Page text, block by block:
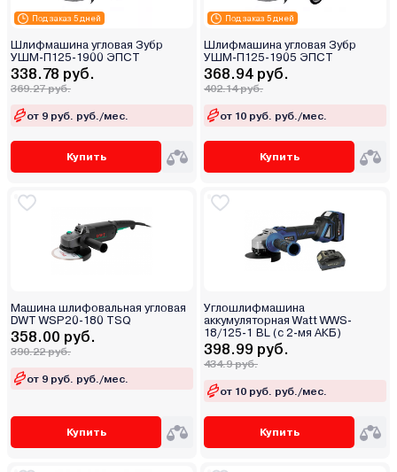
Под заказ 5 дней
Шлифмашина угловая Зубр
УШМ-П125-1900 ЭПСТ
338.78 руб.
369.27 руб.
от 9 руб. руб./мес.
Купить
Под заказ 5 дней
Шлифмашина угловая Зубр
УШМ-П125-1905 ЭПСТ
368.94 руб.
402.14 руб.
от 10 руб. руб./мес.
Купить
Машина шлифовальная угловая
DWT WSP20-180 TSQ
358.00 руб.
390.22 руб.
от 9 руб. руб./мес.
Купить
Углошлифмашина
аккумуляторная Watt WWS-
18/125-1 BL (с 2-мя АКБ)
398.99 руб.
434.9 руб.
от 10 руб. руб./мес.
Купить